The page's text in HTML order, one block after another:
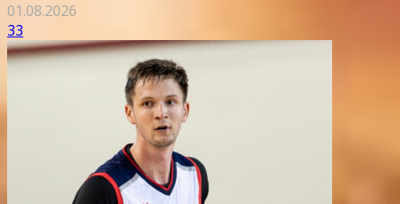
01.08.2026
33